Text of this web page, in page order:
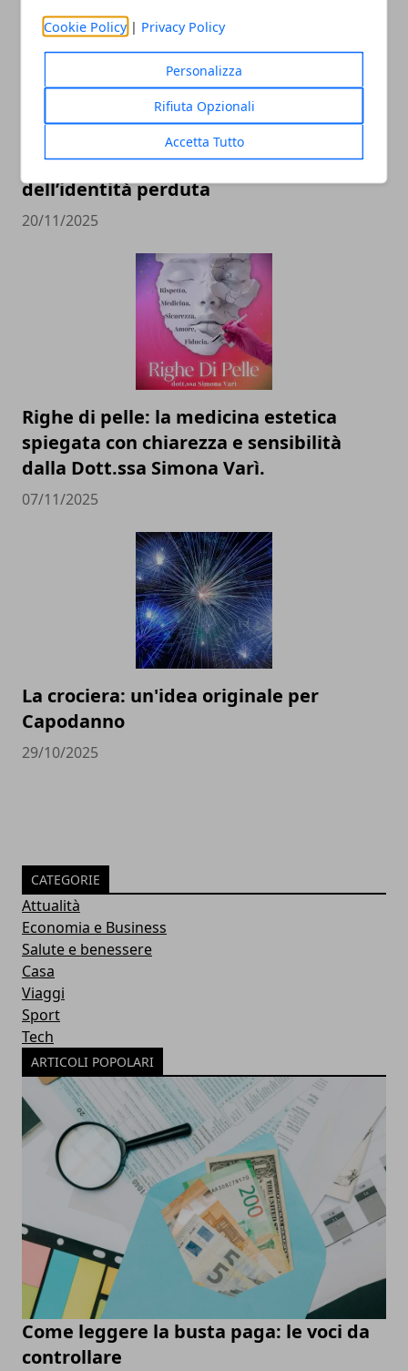
Cookie Policy | Privacy Policy
Personalizza
Rifiuta Opzionali
Accetta Tutto
Il professor Nuzzolese, a Torino come a
Bari: scienza e diritti umani nel nome
dell’identità perduta
20/11/2025
Righe di pelle: la medicina estetica
spiegata con chiarezza e sensibilità
dalla Dott.ssa Simona Varì.
07/11/2025
La crociera: un'idea originale per
Capodanno
29/10/2025
CATEGORIE
Attualità
Economia e Business
Salute e benessere
Casa
Viaggi
Sport
Tech
ARTICOLI POPOLARI
Come leggere la busta paga: le voci da
controllare